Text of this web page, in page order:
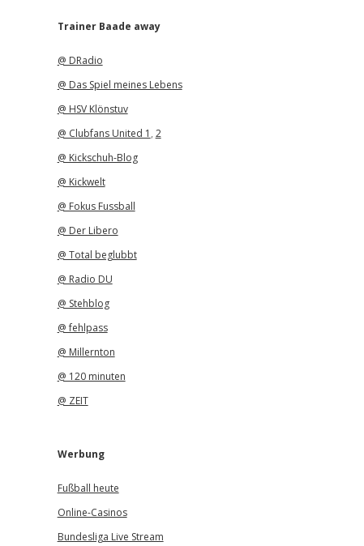
iTrainer Baade away
@ DRadio
@ Das Spiel meines Lebens
@ HSV Klönstuv
@ Clubfans United 1 , 2
@ Kickschuh-Blog
@ Kickwelt
@ Fokus Fussball
@ Der Libero
@ Total beglubbt
@ Radio DU
@ Stehblog
@ fehlpass
@ Millernton
@ 120 minuten
@ ZEIT
Werbung
Fußball heute
Online-Casinos
Bundesliga Live Stream